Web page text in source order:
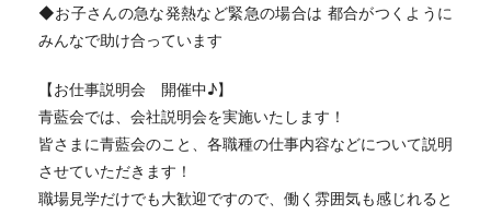
◆お子さんの急な発熱など緊急の場合は 都合がつくように
みんなで助け合っています
【お仕事説明会 開催中♪】
青藍会では、会社説明会を実施いたします！
皆さまに青藍会のこと、各職種の仕事内容などについて説明
させていただきます！
職場見学だけでも大歓迎ですので、働く雰囲気も感じれると